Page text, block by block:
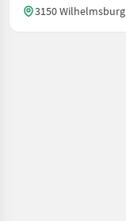
3150